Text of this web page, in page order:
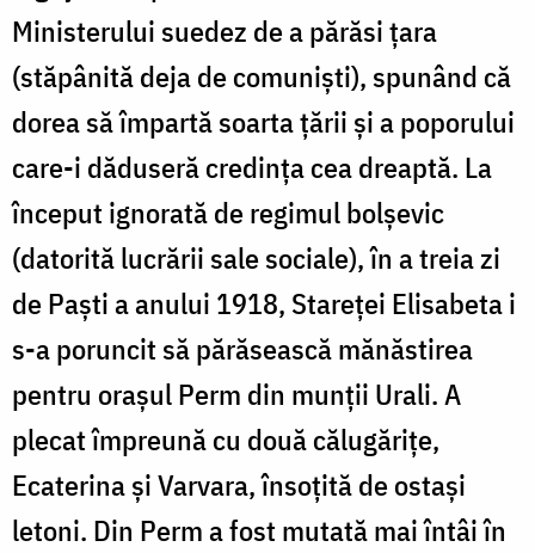
Ministerului suedez de a părăsi țara
(stăpânită deja de comuniști), spunând că
dorea să împartă soarta țării și a poporului
care-i dăduseră credința cea dreaptă. La
început ignorată de regimul bolșevic
(datorită lucrării sale sociale), în a treia zi
de Paști a anului 1918, Stareței Elisabeta i
s-a poruncit să părăsească mănăstirea
pentru orașul Perm din munții Urali. A
plecat împreună cu două călugărițe,
Ecaterina și Varvara, însoțită de ostași
letoni. Din Perm a fost mutată mai întâi în